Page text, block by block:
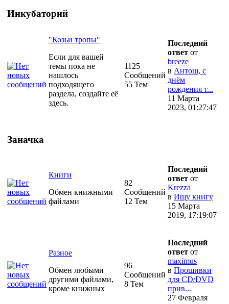
Инкубаторий
"Козьи тропы"
Если для вашей
темы пока не
нашлось
подходящего
раздела, создайте её
здесь.
1125
Сообщений
55 Тем
Последний
ответ от
breeze
в Антош, с
днём
рождения т...
11 Марта
2023, 01:27:47
Заначка
Книги
Обмен книжными
файлами
82
Сообщений
12 Тем
Последний
ответ от
Krezza
в Ищу книгу
15 Марта
2019, 17:19:07
Разное
Обмен любыми
другими файлами,
кроме книжных
96
Сообщений
8 Тем
Последний
ответ от
maximus
в Прошивки
для CD/DVD
прив...
27 Февраля